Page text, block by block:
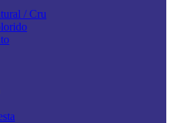
/ Cru